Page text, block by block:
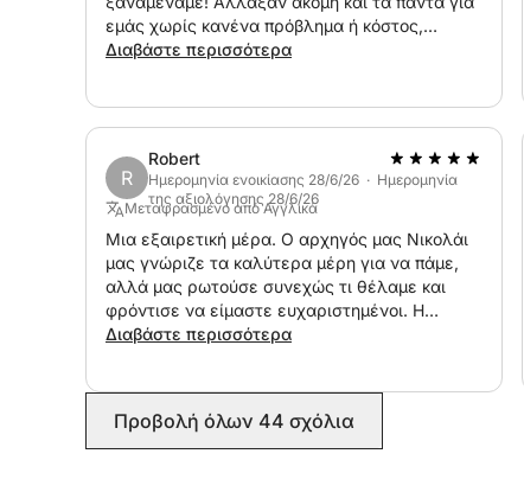
εμάς χωρίς κανένα πρόβλημα ή κόστος,
παρόλο που κλείσαμε λάθος ημερομηνίες!
Διαβάστε περισσότερα
R
Robert
Ημερομηνία ενοικίασης 28/6/26 · Ημερομηνία
της αξιολόγησης 28/6/26
Μεταφρασμένο από Αγγλικά
Μια εξαιρετική μέρα. Ο αρχηγός μας Νικολάι
μας γνώριζε τα καλύτερα μέρη για να πάμε,
αλλά μας ρωτούσε συνεχώς τι θέλαμε και
φρόντισε να είμαστε ευχαριστημένοι. Η
επικοινωνία με τον Ιβάν και την ομάδα
Διαβάστε περισσότερα
Προβολή όλων 44 σχόλια